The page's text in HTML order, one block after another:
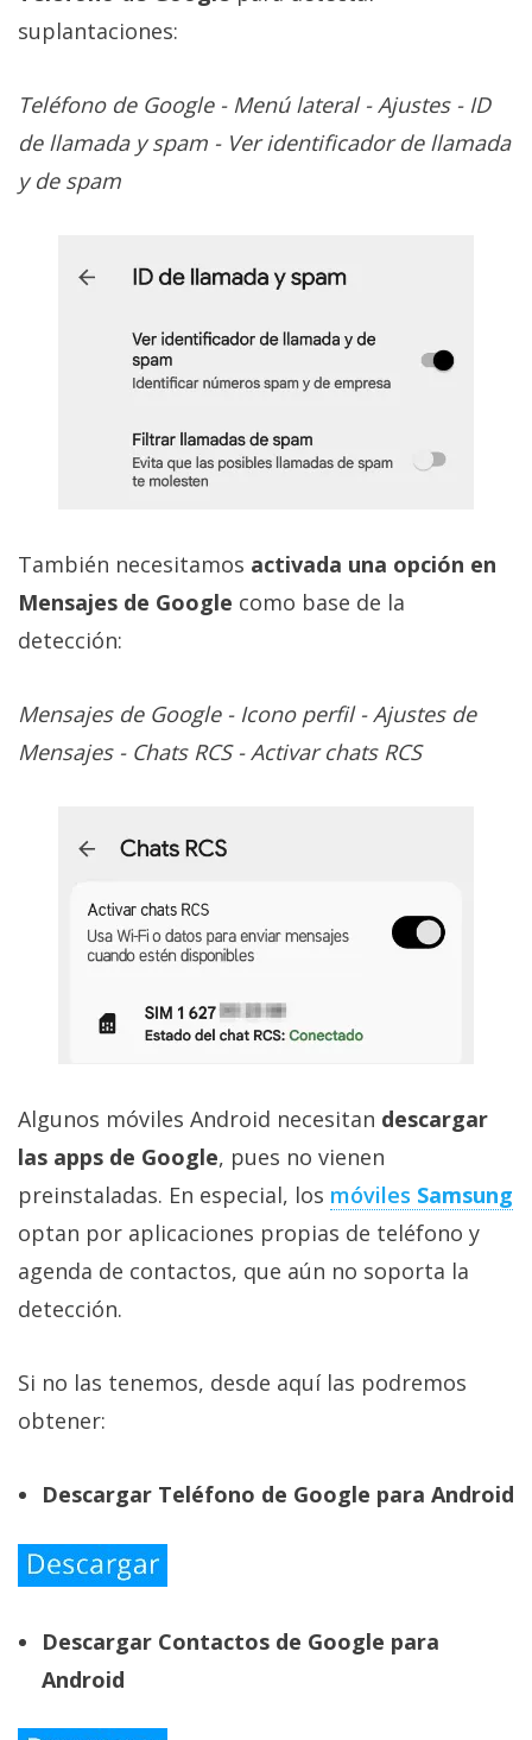
suplantaciones:
Teléfono de Google - Menú lateral - Ajustes - ID
de llamada y spam - Ver identificador de llamada
y de spam
También necesitamos activada una opción en
Mensajes de Google como base de la
detección:
Mensajes de Google - Icono perfil - Ajustes de
Mensajes - Chats RCS - Activar chats RCS
Algunos móviles Android necesitan descargar
las apps de Google, pues no vienen
preinstaladas. En especial, los móviles Samsung
optan por aplicaciones propias de teléfono y
agenda de contactos, que aún no soporta la
detección.
Si no las tenemos, desde aquí las podremos
obtener:
Descargar Teléfono de Google para Android
Descargar Contactos de Google para
Android